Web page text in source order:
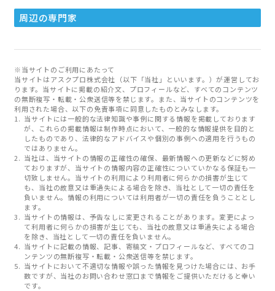
周辺の専門家
※当サイトのご利用にあたって
当サイトはアスクプロ株式会社（以下「当社」といいます。）が運営してお
ります。当サイトに掲載の紹介文、プロフィールなど、すべてのコンテンツ
の無断複写・転載・公衆送信等を禁じます。また、当サイトのコンテンツを
利用された場合、以下の免責事項に同意したものとみなします。
当サイトには一般的な法律知識や事例に関する情報を掲載しております
が、これらの掲載情報は制作時点において、一般的な情報提供を目的と
したものであり、法律的なアドバイスや個別の事例への適用を行うもの
ではありません。
当社は、当サイトの情報の正確性の確保、最新情報への更新などに努め
ておりますが、当サイトの情報内容の正確性についていかなる保証も一
切致しません。当サイトの利用により利用者に何らかの損害が生じて
も、当社の故意又は重過失による場合を除き、当社として一切の責任を
負いません。情報の利用については利用者が一切の責任を負うこととし
ます。
当サイトの情報は、予告なしに変更されることがあります。変更によっ
て利用者に何らかの損害が生じても、当社の故意又は重過失による場合
を除き、当社として一切の責任を負いません。
当サイトに記載の情報、記事、寄稿文・プロフィールなど、すべてのコ
ンテンツの無断複写・転載・公衆送信等を禁じます。
当サイトにおいて不適切な情報や誤った情報を見つけた場合には、お手
数ですが、当社のお問い合わせ窓口まで情報をご提供いただけると幸い
です。